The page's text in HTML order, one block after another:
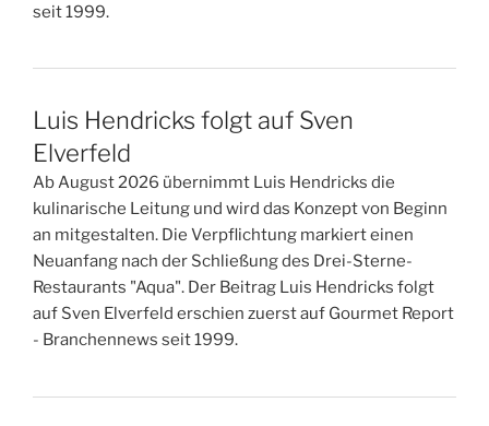
seit 1999.
Luis Hendricks folgt auf Sven
Elverfeld
Ab August 2026 übernimmt Luis Hendricks die
kulinarische Leitung und wird das Konzept von Beginn
an mitgestalten. Die Verpflichtung markiert einen
Neuanfang nach der Schließung des Drei-Sterne-
Restaurants "Aqua". Der Beitrag Luis Hendricks folgt
auf Sven Elverfeld erschien zuerst auf Gourmet Report
- Branchennews seit 1999.